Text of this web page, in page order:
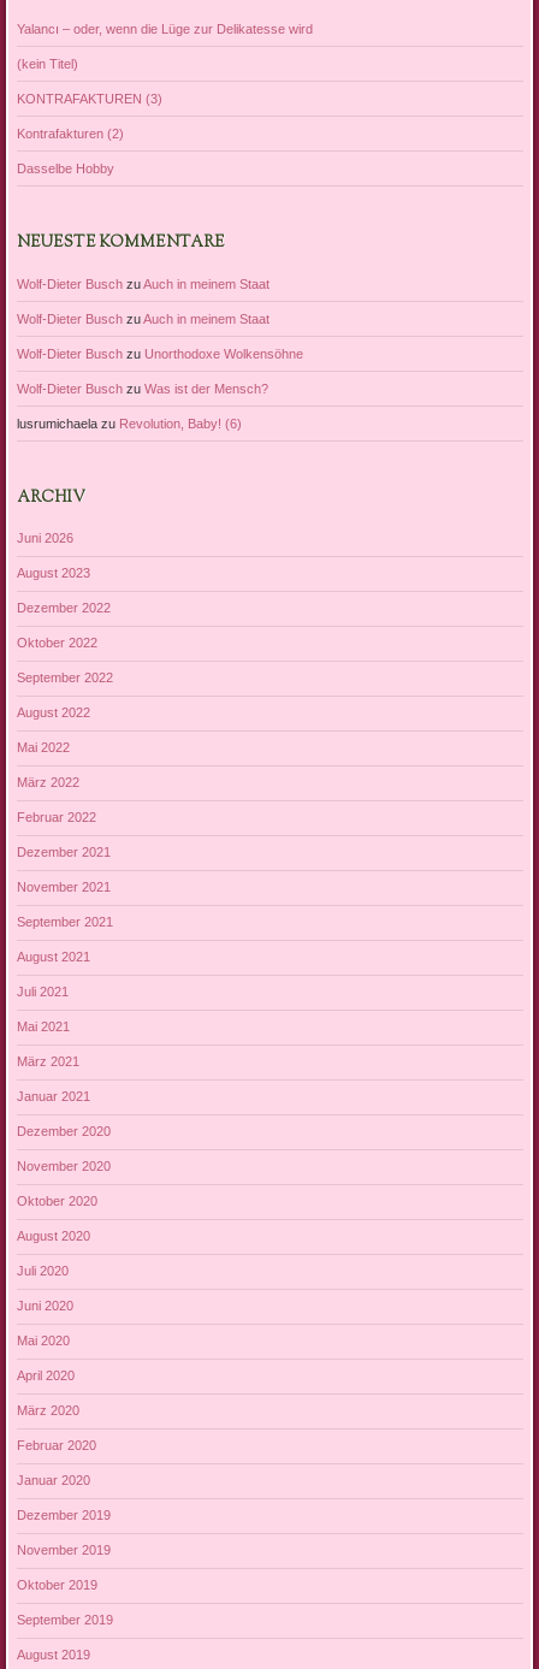
Yalancı – oder, wenn die Lüge zur Delikatesse wird
(kein Titel)
KONTRAFAKTUREN (3)
Kontrafakturen (2)
Dasselbe Hobby
NEUESTE KOMMENTARE
Wolf-Dieter BuschzuAuch in meinem Staat
Wolf-Dieter BuschzuAuch in meinem Staat
Wolf-Dieter Buschzu Unorthodoxe Wolkensöhne
Wolf-Dieter Buschzu Was ist der Mensch?
lusrumichaelazu Revolution, Baby! (6)
ARCHIV
Juni 2026
August 2023
Dezember 2022
Oktober 2022
September 2022
August 2022
Mai 2022
März 2022
Februar 2022
Dezember 2021
November 2021
September 2021
August 2021
Juli 2021
Mai 2021
März 2021
Januar 2021
Dezember 2020
November 2020
Oktober 2020
August 2020
Juli 2020
Juni 2020
Mai 2020
April 2020
März 2020
Februar 2020
Januar 2020
Dezember 2019
November 2019
Oktober 2019
September 2019
August 2019